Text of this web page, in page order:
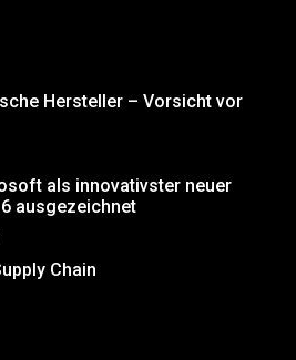
Hersteller – Vorsicht vor
als innovativster neuer
ausgezeichnet
Chain